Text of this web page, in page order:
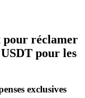
commissions de copy
pour réclamer
pour les
exclusives